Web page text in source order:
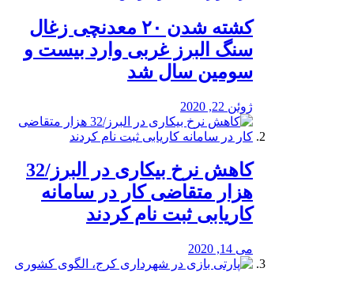
کشته شدن ۲۰ معدنچی زغال
سنگ البرز غربی وارد بیست و
سومین سال شد
ژوئن 22, 2020
کاهش نرخ بیکاری در البرز/32
هزار متقاضی کار در سامانه
کاریابی ثبت نام کردند
می 14, 2020